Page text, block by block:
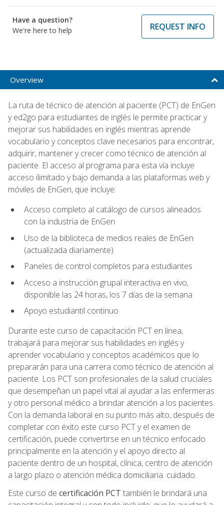
Have a question?
We're here to help
REQUEST INFO
Overview
La ruta de técnico de atención al paciente (PCT) de EnGen
y ed2go para estudiantes de inglés le permite practicar y
mejorar sus habilidades en inglés mientras aprende
vocabulario y conceptos clave necesarios para encontrar,
adquirir, mantener y crecer como técnico de atención al
paciente. El acceso al programa para esta vía incluye
acceso ilimitado y bajo demanda a las plataformas web y
móviles de EnGen, que incluye:
Acceso completo al catálogo de cursos alineados
con la industria de EnGen
Uso de la biblioteca de medios reales de EnGen
(actualizada diariamente)
Paneles de control completos para estudiantes
Acceso a instrucción grupal interactiva en vivo,
disponible las 24 horas, los 7 días de la semana
Apoyo estudiantil continuo
Durante este curso de capacitación PCT en línea,
trabajará para mejorar sus habilidades en inglés y
aprender vocabulario y conceptos académicos que lo
prepararán para una carrera como técnico de atención al
paciente. Los PCT son profesionales de la salud cruciales
que desempeñan un papel vital al ayudar a las enfermeras
y otro personal médico a brindar atención a los pacientes.
Con la demanda laboral en su punto más alto, después de
completar con éxito este curso PCT y el examen de
certificación, puede convertirse en un técnico enfocado
principalmente en la atención y el apoyo directo al
paciente dentro de un hospital, clínica, centro de atención
a largo plazo o atención médica domiciliaria. cuidado.
Este curso de certificación PCT también le brindará una